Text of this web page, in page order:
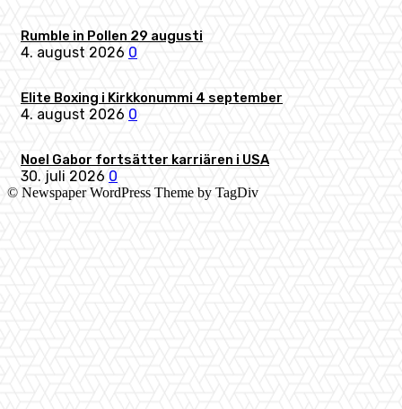
Rumble in Pollen 29 augusti
4. august 2026 0
Elite Boxing i Kirkkonummi 4 september
4. august 2026 0
Noel Gabor fortsätter karriären i USA
30. juli 2026 0
© Newspaper WordPress Theme by TagDiv